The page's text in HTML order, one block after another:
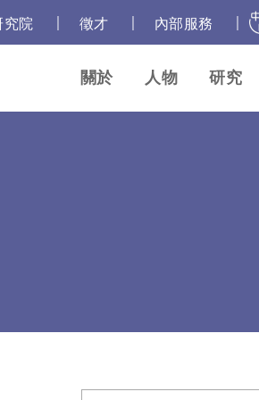
究院 徵才 內部服務
關於 人物 研究